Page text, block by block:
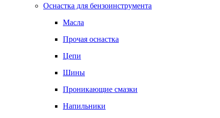
Оснастка для бензоинструмента
Масла
Прочая оснастка
Цепи
Шины
Проникающие смазки
Напильники